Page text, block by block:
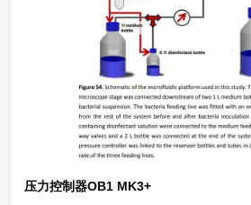
压力控制器OB1 MK3+